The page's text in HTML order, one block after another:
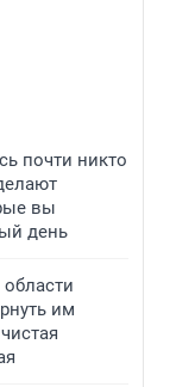
почти никто
вы
день
им